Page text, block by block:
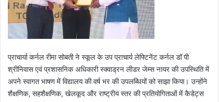
प्राचार्या कर्नल रीमा सोबती ने स्कूल के उप प्राचार्य लेफ्टिनेंट कर्नल डॉ पी
श्रीनिवास एवं प्रशासनिक अधिकारी स्क्वाड्रन लीडर जेम्स नायर की उपस्थिति में
अपने स्वागत भाषण में विद्यालय की वर्ष भर की उपलब्धियों को साझा किया। उन्होंने
शैक्षणिक, सहशैक्षणिक, खेलकूद और राष्ट्रीय स्तर की प्रतियोगिताओं में कैडेट्स